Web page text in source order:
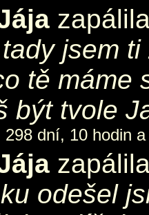
jsem
tě máme
být tvole
dní, 10 hodin
odešel